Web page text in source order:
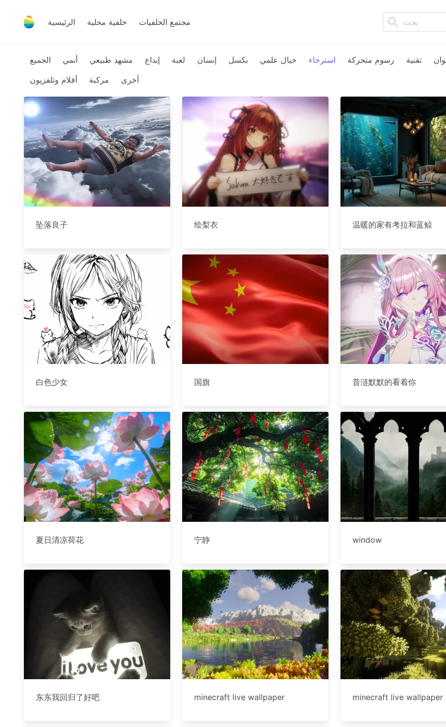
الرئيسية خلفية محلية مجتمع الخلفيات
الجميع أنمي مشهد طبيعي إبداع لعبة إنسان بكسل خيال علمي استرخاء رسوم متحركة تقنية
أفلام وتلفزيون
مركبة أخرى
坠落良子 绘梨衣 温暖的家有考拉和蓝鲸
白色少女 国旗 昔涟默默的看着你
夏日清凉荷花 宁静 window
东东我回归了好吧 minecraft live wallpaper minecraft live wallpaper